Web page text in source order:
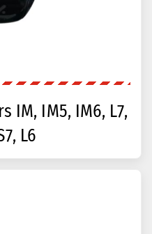
IM, IM5, IM6, L7,
L6